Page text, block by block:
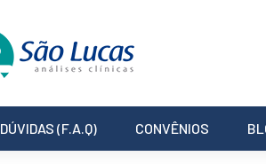
DÚVIDAS (F.A.Q) CONVÊNIOS